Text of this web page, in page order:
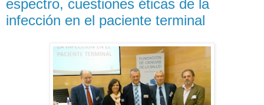
espectro, cuestiones éticas de la
infección en el paciente terminal